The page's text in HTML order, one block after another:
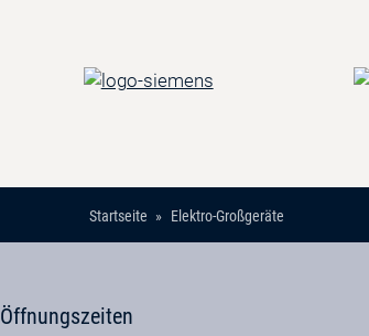
Startseite Elektro-Großgeräte
Öffnungszeiten